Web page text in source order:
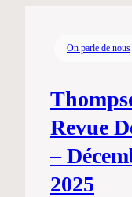
On parle de nous
Revue
–
2025